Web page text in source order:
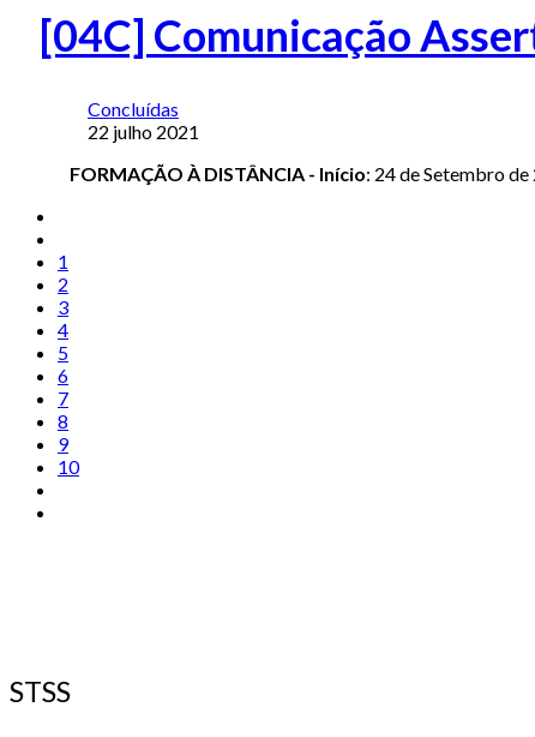
[04C] Comunicação
Concluídas
22 julho 2021
FORMAÇÃO À DISTÂNCIA - Início: 24 de Setembro de
1
2
3
4
5
6
7
8
9
10
STSS